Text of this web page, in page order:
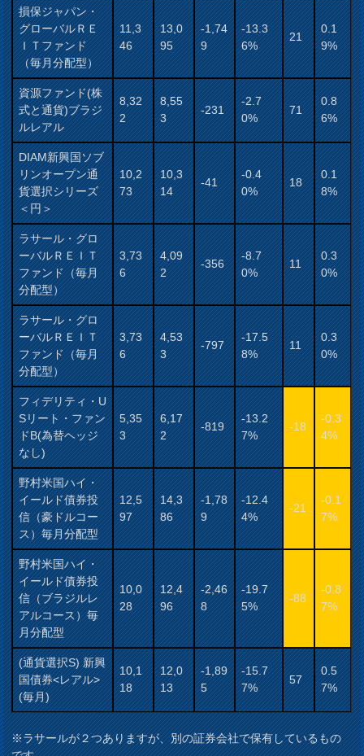
損保ジャパン・
グローバルＲＥ
ＩＴファンド
（毎月分配型）
11,3
46
13,0
95
-1,74
9
-13.3
6%
21
0.1
9%
資源ファンド(株
式と通貨)ブラジ
ルレアル
8,32
2
8,55
3
-231
-2.7
0%
71
0.8
6%
DIAM新興国ソブ
リンオープン通
貨選択シリーズ
＜円＞
10,2
73
10,3
14
-41
-0.4
0%
18
0.1
8%
ラサール・グロ
ーバルＲＥＩＴ
ファンド（毎月
分配型）
3,73
6
4,09
2
-356
-8.7
0%
11
0.3
0%
ラサール・グロ
ーバルＲＥＩＴ
ファンド（毎月
分配型）
3,73
6
4,53
3
-797
-17.5
8%
11
0.3
0%
フィデリティ・U
Sリート・ファン
ドB(為替ヘッジ
なし)
5,35
3
6,17
2
-819
-13.2
7%
-18
-0.3
4%
野村米国ハイ・
イールド債券投
信（豪ドルコー
ス）毎月分配型
12,5
97
14,3
86
-1,78
9
-12.4
4%
-21
-0.1
7%
野村米国ハイ・
イールド債券投
信（ブラジルレ
アルコース）毎
月分配型
10,0
28
12,4
96
-2,46
8
-19.7
5%
-88
-0.8
7%
(通貨選択S) 新興
国債券<レアル>
(毎月)
10,1
18
12,0
13
-1,89
5
-15.7
7%
57
0.5
7%
※ラサールが２つありますが、別の証券会社で保有しているもの